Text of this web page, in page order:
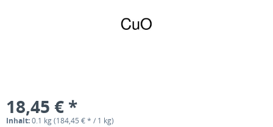
18,45 € *
Inhalt:0.1 kg (184,45 € * / 1 kg)